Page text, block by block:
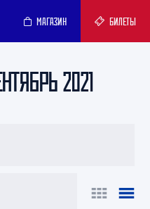
МАГАЗИН БИЛЕТЫ
2021